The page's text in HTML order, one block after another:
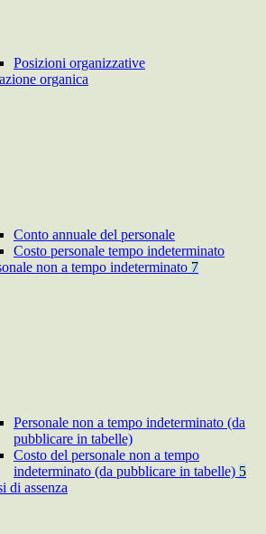
Posizioni organizzative
organica
Conto annuale del personale
Costo personale tempo indeterminato
non a tempo indeterminato 7
Personale non a tempo indeterminato (da
pubblicare in tabelle)
Costo del personale non a tempo
indeterminato (da pubblicare in tabelle) 5
di assenza